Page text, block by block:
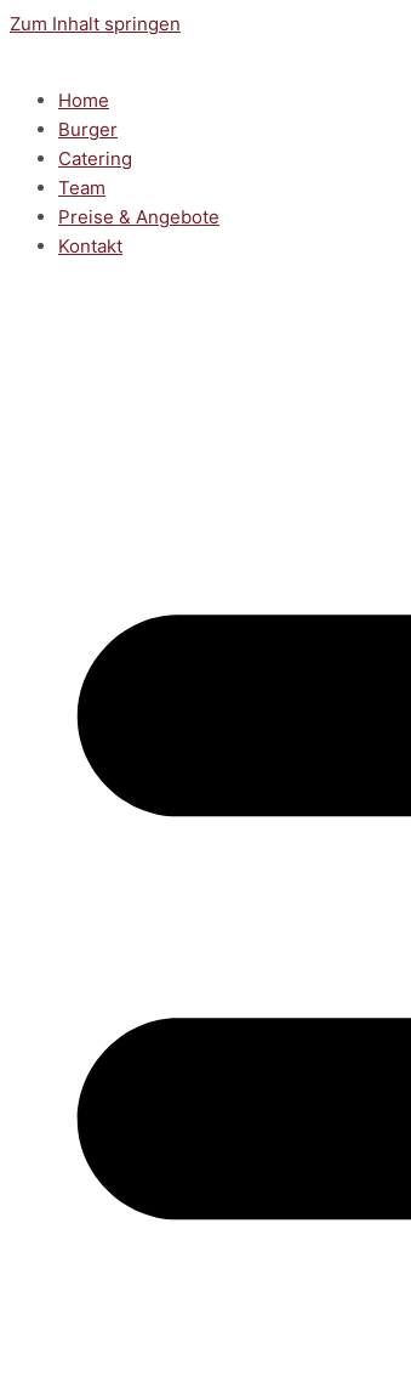
Zum Inhalt springen
Home
Burger
Catering
Team
Preise & Angebote
Kontakt